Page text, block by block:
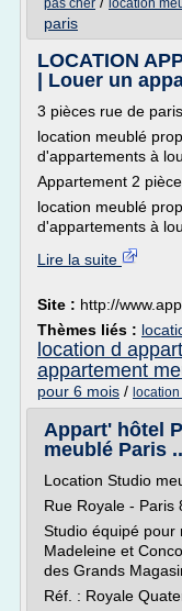
pas cher
location
paris
LOCATION
| Louer un
3 pièces rue de paris
location meublé
d'appartements à
Appartement 2
location meublé
d'appartements à
Lire la suite
Site : http://
Thèmes liés :
location d
appartement
pour 6 mois /
Appart' hôtel
meublé Paris
Location Studio
Rue Royale - Paris
Studio équipé pour
Madeleine et
des Grands
Réf. : Royale